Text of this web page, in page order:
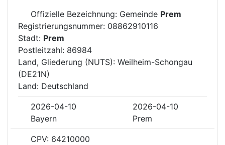
Offizielle Bezeichnung: Gemeinde Prem
Registrierungsnummer: 08862910116
Stadt: Prem
Postleitzahl: 86984
Land, Gliederung (NUTS): Weilheim-Schongau
(DE21N)
Land: Deutschland
2026-04-10
2026-04-10
Bayern
Prem
CPV: 64210000